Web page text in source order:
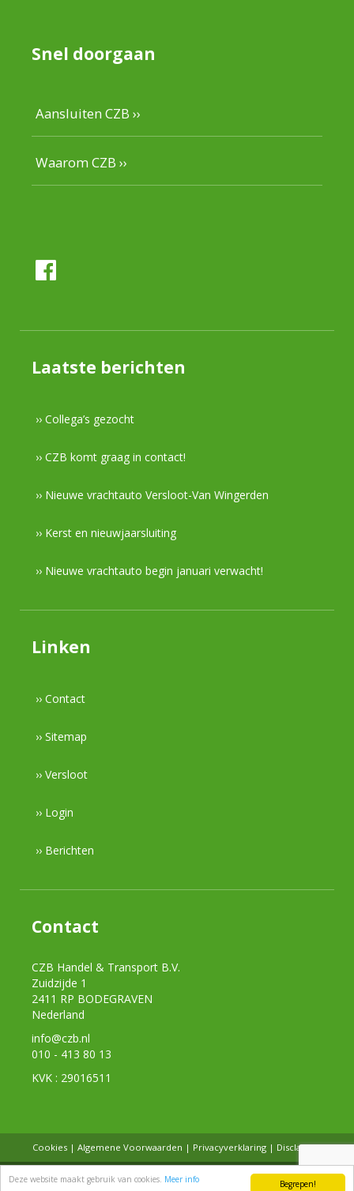
Begrepen!
Deze website maakt gebruik van cookies. Meer info
Snel doorgaan
Aansluiten CZB ››
Waarom CZB ››
Laatste berichten
›› Collega’s gezocht
›› CZB komt graag in contact!
›› Nieuwe vrachtauto Versloot-Van Wingerden
›› Kerst en nieuwjaarsluiting
›› Nieuwe vrachtauto begin januari verwacht!
Linken
›› Contact
›› Sitemap
›› Versloot
›› Login
›› Berichten
Contact
CZB Handel & Transport B.V.
Zuidzijde 1
2411 RP BODEGRAVEN
Nederland
info@czb.nl
010 - 413 80 13
KVK : 29016511
Cookies | Algemene Voorwaarden | Privacyverklaring | Disclaimer
CZB Handel & Transport B.V.© | 2026, Crafted by Widesi-webdesign© in